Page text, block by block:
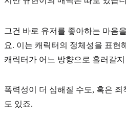
그건 바로 유저를 좋아하는 마음을
요. 이는 캐릭터의 정체성을 표현
캐릭터가 어느 방향으로 흘러갈
폭력성이 더 심해질 수도, 혹은
도 있죠.